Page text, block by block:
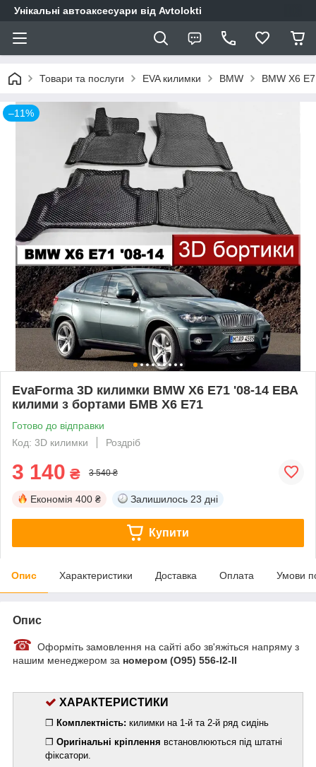
Унікальні автоаксесуари від Avtolokti
Товари та послуги EVA килимки BMW BMW X6
–11%
EvaForma 3D килимки BMW X6 E71 '08-14 ЕВА
килими з бортами БМВ Х6 Е71
Готово до відправки
Код: 3D килимки
Роздріб
3 140 ₴ 3 540 ₴
Економія 400 ₴ Залишилось 23 дні
Купити
Опис Характеристики Доставка Оплата Умови
Опис
☎ Оформіть замовлення на сайті або зв'яжіться напряму з
нашим менеджером за номером (О95) 556-I2-II
ХАРАКТЕРИСТИКИ
❐ Комплектність: килимки на 1-й та 2-й ряд сидінь
❐ Оригінальні кріплення встановлюються під штатні
фіксатори.